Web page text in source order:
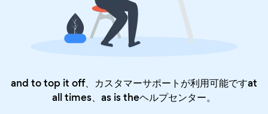
and to top it off、カスタマーサポートが利用可能ですat
all times、as is theヘルプセンター。